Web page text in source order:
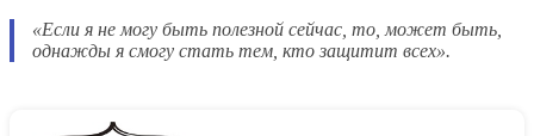
«Если я не могу быть полезной сейчас, то, может быть,
однажды я смогу стать тем, кто защитит всех».